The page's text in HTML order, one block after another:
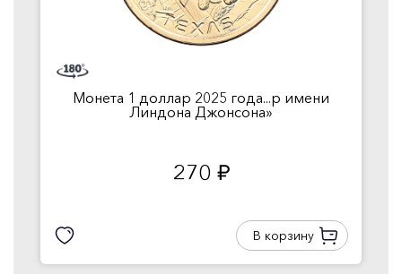
Монета 1 доллар 2025 года...р имени
Линдона Джонсона»
270 руб.
В корзину